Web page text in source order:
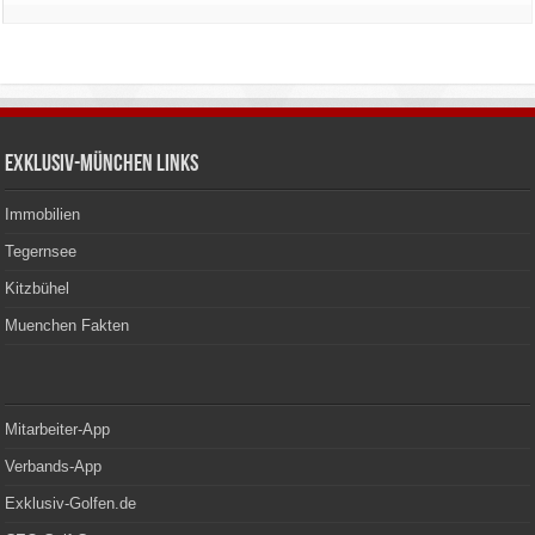
Exklusiv-München Links
Immobilien
Tegernsee
Kitzbühel
Muenchen Fakten
Mitarbeiter-App
Verbands-App
Exklusiv-Golfen.de